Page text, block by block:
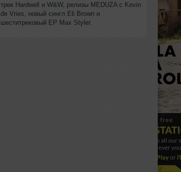
трек Hardwell и W&W, релизы MEDUZA с Kevin
de Vries, новый сингл Eli Brown и
шеститрековый EP Max Styler.